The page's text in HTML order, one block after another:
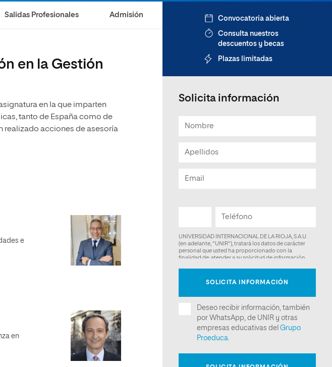
Salidas Profesionales Admisión
en la Gestión
en la que imparten
tanto de España como de
realizado acciones de asesoría
e
en
Convocatoria abierta
Consulta nuestros
descuentos y becas
Plazas limitadas
Solicita información